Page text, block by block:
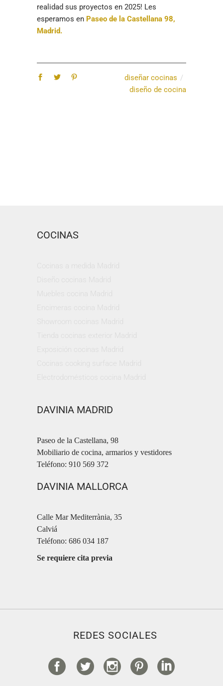
realidad sus proyectos en 2025! Les
esperamos en Paseo de la Castellana 98,
Madrid.
diseñar cocinas
diseño de cocina
COCINAS
DAVINIA MADRID
Paseo de la Castellana, 98
Mobiliario de cocina, armarios y vestidores
Teléfono: 910 569 372
DAVINIA MALLORCA
Calle Mar Mediterrània, 35
Calviá
Teléfono: 686 034 187
Se requiere cita previa
REDES SOCIALES